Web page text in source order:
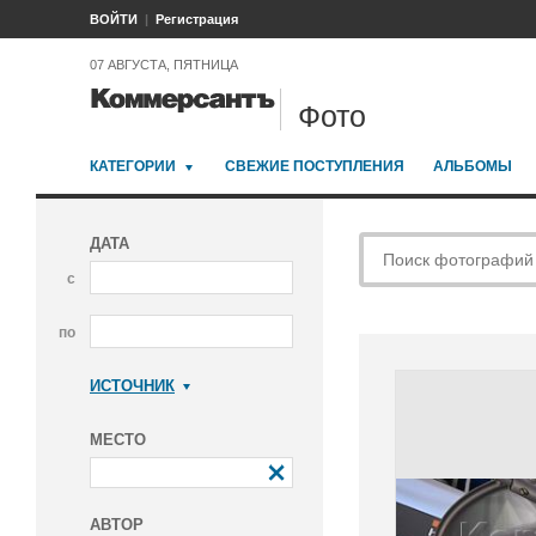
ВОЙТИ Регистрация
07 АВГУСТА, ПЯТНИЦА
Фото
КАТЕГОРИИ СВЕЖИЕ ПОСТУПЛЕНИЯ АЛЬБОМЫ
ДАТА
с
по
ИСТОЧНИК
МЕСТО
АВТОР